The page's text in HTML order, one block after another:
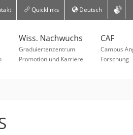
Quicklinks Deutsch
Wiss. Nachwuchs
Graduiertenzentrum
Promotion und Karriere
CAF
Campus
Forschung